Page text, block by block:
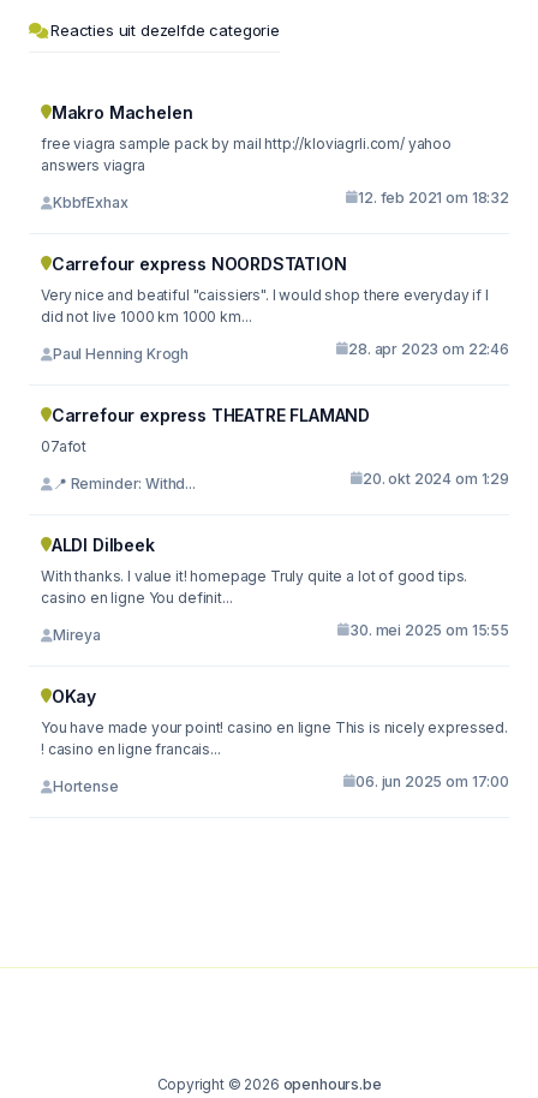
Reacties uit dezelfde categorie
Makro Machelen
free viagra sample pack by mail http://kloviagrli.com/ yahoo
answers viagra
KbbfExhax 12. feb 2021 om 18:32
Carrefour express NOORDSTATION
Very nice and beatiful "caissiers". I would shop there everyday if I
did not live 1000 km 1000 km...
Paul Henning Krogh 28. apr 2023 om 22:46
Carrefour express THEATRE FLAMAND
07afot
📍 Reminder: Withd... 20. okt 2024 om 1:29
ALDI Dilbeek
With thanks. I value it! homepage Truly quite a lot of good tips.
casino en ligne You definit...
Mireya 30. mei 2025 om 15:55
OKay
You have made your point! casino en ligne This is nicely expressed.
! casino en ligne francais...
Hortense 06. jun 2025 om 17:00
Copyright © 2026 openhours.be